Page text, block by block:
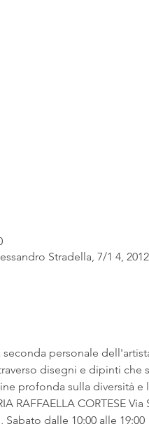
Stradella, 7/1 4,
seconda personale
disegni e dipinti
profonda sulla diversità e
RAFFAELLA CORTESE
dalle 10:00 alle 19:00